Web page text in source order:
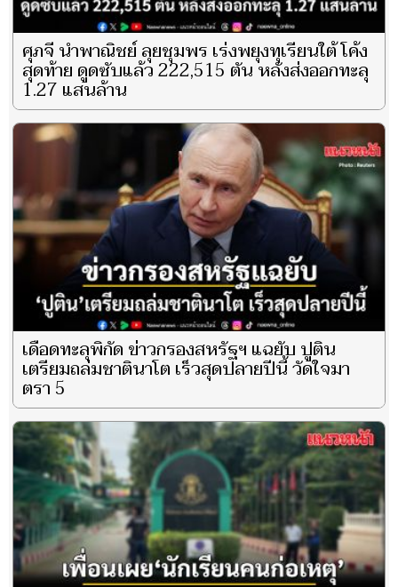
ศุภจี นำพาณิชย์ ลุยชุมพร เร่งพยุงทุเรียนใต้ โค้ง
สุดท้าย ดูดซับแล้ว 222,515 ตัน หลังส่งออกทะลุ
1.27 แสนล้าน
เดือดทะลุพิกัด ข่าวกรองสหรัฐฯ แฉยับ ปูติน
เตรียมถล่มชาตินาโต เร็วสุดปลายปีนี้ วัดใจมา
ตรา 5